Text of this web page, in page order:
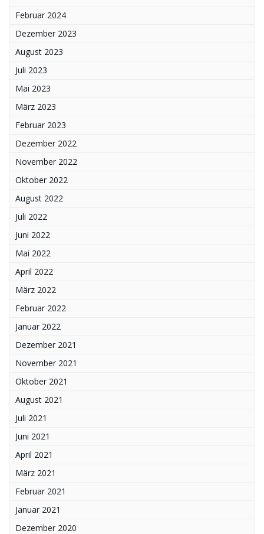
Februar 2024
Dezember 2023
August 2023
Juli 2023
Mai 2023
März 2023
Februar 2023
Dezember 2022
November 2022
Oktober 2022
August 2022
Juli 2022
Juni 2022
Mai 2022
April 2022
März 2022
Februar 2022
Januar 2022
Dezember 2021
November 2021
Oktober 2021
August 2021
Juli 2021
Juni 2021
April 2021
März 2021
Februar 2021
Januar 2021
Dezember 2020